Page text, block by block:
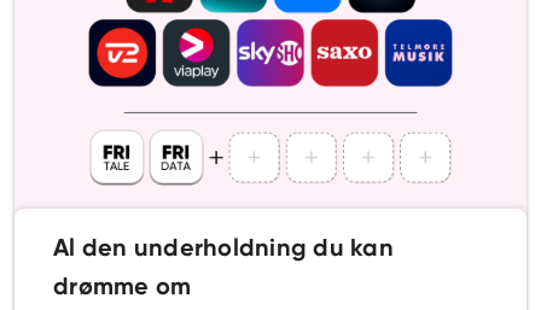
Al den underholdning du kan
drømme om